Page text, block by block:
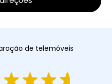
de telemóveis